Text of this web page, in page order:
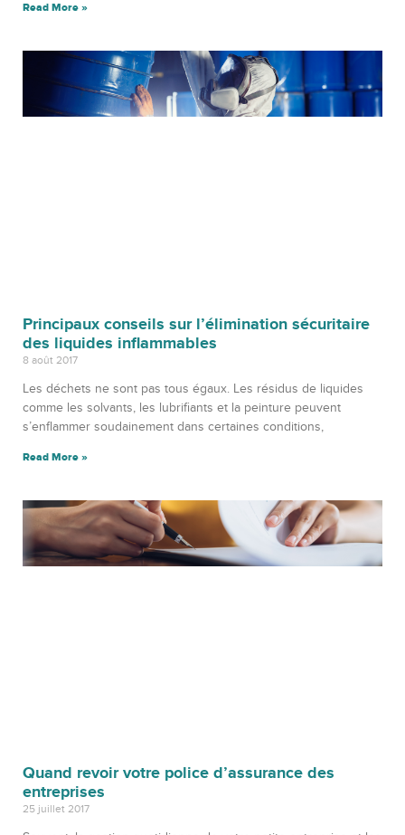
Read More »
Principaux conseils sur l’élimination sécuritaire
des liquides inflammables
8 août 2017
Les déchets ne sont pas tous égaux. Les résidus de liquides
comme les solvants, les lubrifiants et la peinture peuvent
s’enflammer soudainement dans certaines conditions,
Read More »
Quand revoir votre police d’assurance des
entreprises
25 juillet 2017